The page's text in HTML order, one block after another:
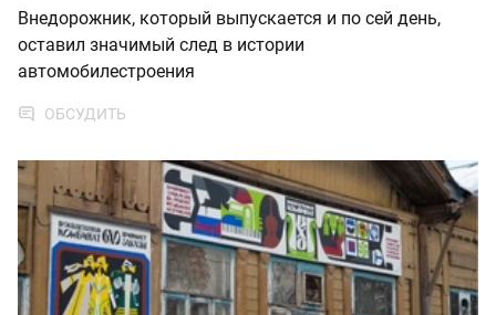
Внедорожник, который выпускается и по сей день,
оставил значимый след в истории
автомобилестроения
ОБСУДИТЬ